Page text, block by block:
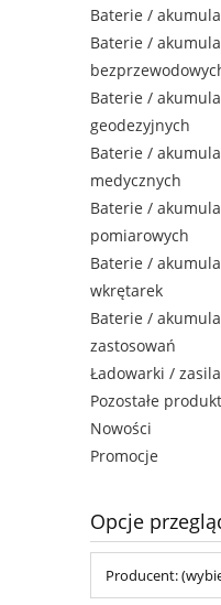
Baterie /
Baterie /
Baterie /
geodezyjnych
Baterie /
medycznych
Baterie /
pomiarowych
Baterie /
wkrętarek
Baterie /
zastosowań
Ładowarki /
Pozostałe
Nowości
Promocje
Opcje
Producent: